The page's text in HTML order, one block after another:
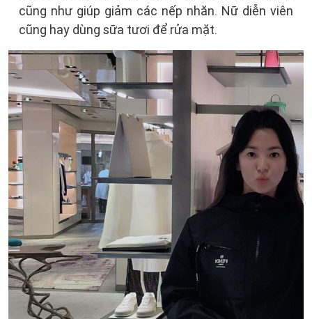
cũng như giúp giảm các nếp nhăn. Nữ diễn viên
cũng hay dùng sữa tươi để rửa mặt.